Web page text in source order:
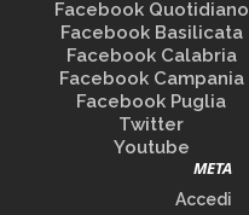
Facebook Quotidiano
Facebook Basilicata
Facebook Calabria
Facebook Campania
Facebook Puglia
Twitter
Youtube
META
Accedi